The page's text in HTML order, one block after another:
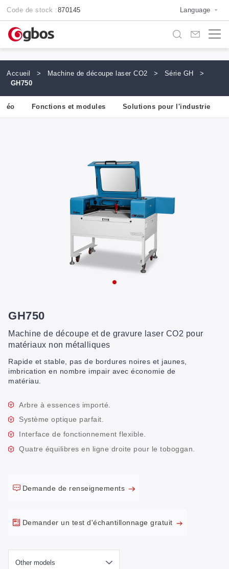
Code de stock :870145 Language
Accueil > Machine de découpe laser CO2 > Série GH
>
GH750
Fonctions et modules Solutions pour l'industrie
GH750
Machine de découpe et de gravure laser CO2 pour
matériaux non métalliques
Rapide et stable, pas de bordures noires et jaunes,
imbrication en nombre impair avec économie de
matériau.
Arbre à essences importé.
Système optique parfait.
Interface de fonctionnement flexible.
Quatre équilibres en ligne droite pour le toboggan.
Demande de renseignements
Demander un test d'échantillonnage gratuit